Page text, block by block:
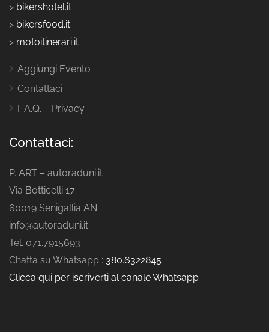
> bikershotel.it
> bikersfood.it
> motoitinerari.it
Aggiungi Evento
Contattaci
F.A.Q. – Privacy
Contattaci:
P. ART – autoraduni.it
Via Botticelli 17
60019 Senigallia AN
info@autoraduni.it
Tel. 071.7915693
Chatta su Whatsapp : 380.6322845
Clicca qui per iscriverti al canale Whatsapp